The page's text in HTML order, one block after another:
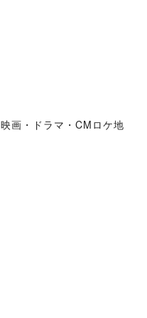
映画・ドラマ・CMロケ地